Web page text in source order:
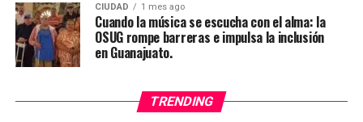
CIUDAD 1 mes ago
Cuando la música se escucha con el alma: la
OSUG rompe barreras e impulsa la inclusión
en Guanajuato.
TRENDING